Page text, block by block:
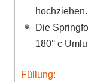
hochziehen.
Die
180° c
Füllung: